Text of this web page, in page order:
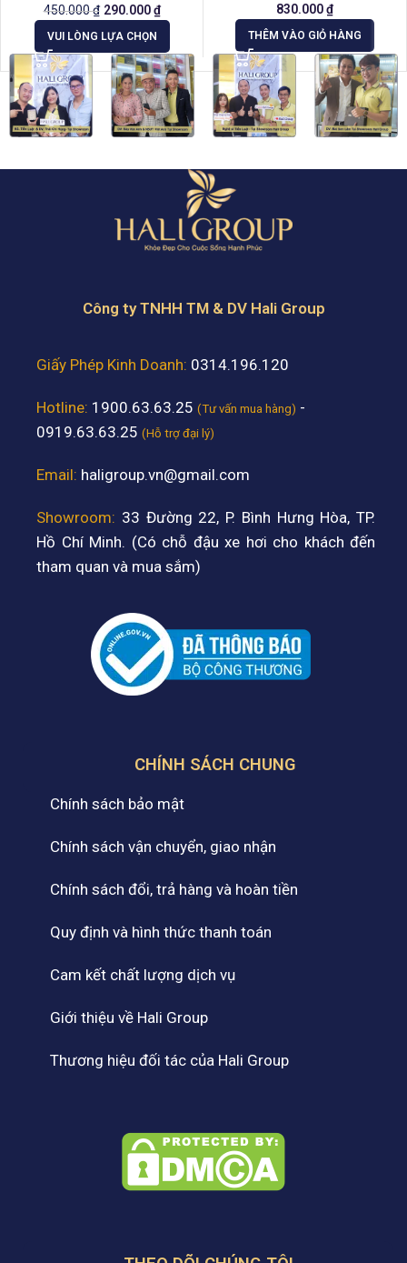
450.000₫ 290.000₫
VUI LÒNG LỰA CHỌN
830.000₫
THÊM VÀO GIỎ HÀNG
Công ty TNHH TM & DV Hali Group
Giấy Phép Kinh Doanh: 0314.196.120
Hotline: 1900.63.63.25 (Tư vấn mua hàng) -
0919.63.63.25 (Hỗ trợ đại lý)
Email: haligroup.vn@gmail.com
Showroom: 33 Đường 22, P. Bình Hưng Hòa, TP.
Hồ Chí Minh. (Có chỗ đậu xe hơi cho khách đến
tham quan và mua sắm)
CHÍNH SÁCH CHUNG
Chính sách bảo mật
Chính sách vận chuyển, giao nhận
Chính sách đổi, trả hàng và hoàn tiền
Quy định và hình thức thanh toán
Cam kết chất lượng dịch vụ
Giới thiệu về Hali Group
Thương hiệu đối tác của Hali Group